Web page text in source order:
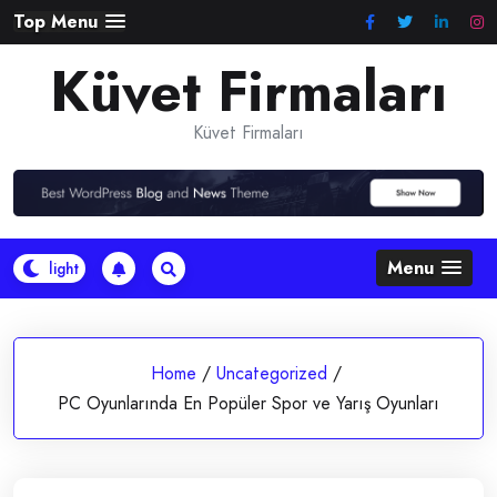
Skip
to
content
Top Menu
Küvet Firmaları
Küvet Firmaları
Menu
Home / Uncategorized /
PC Oyunlarında En Popüler Spor ve Yarış Oyunları